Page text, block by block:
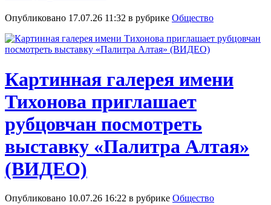
Опубликовано 17.07.26 11:32 в рубрике Общество
Картинная галерея имени
Тихонова приглашает
рубцовчан посмотреть
выставку «Палитра Алтая»
(ВИДЕО)
Опубликовано 10.07.26 16:22 в рубрике Общество